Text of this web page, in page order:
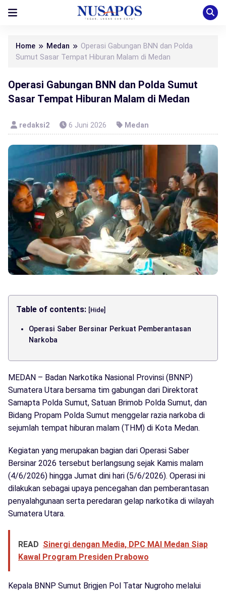
Home Medan
Operasi Gabungan BNN dan Polda
Sumut Sasar Tempat Hiburan Malam di Medan
Operasi Gabungan BNN dan Polda Sumut
Sasar Tempat Hiburan Malam di Medan
redaksi2 6 Juni 2026 Medan
Table of contents: [Hide]
Operasi Saber Bersinar Perkuat Pemberantasan
Narkoba
MEDAN – Badan Narkotika Nasional Provinsi (BNNP)
Sumatera Utara bersama tim gabungan dari Direktorat
Samapta Polda Sumut, Satuan Brimob Polda Sumut, dan
Bidang Propam Polda Sumut menggelar razia narkoba di
sejumlah tempat hiburan malam (THM) di Kota Medan.
Kegiatan yang merupakan bagian dari Operasi Saber
Bersinar 2026 tersebut berlangsung sejak Kamis malam
(4/6/2026) hingga Jumat dini hari (5/6/2026). Operasi ini
dilakukan sebagai upaya pencegahan dan pemberantasan
penyalahgunaan serta peredaran gelap narkotika di wilayah
Sumatera Utara.
READ Sinergi dengan Media, DPC MAI Medan Siap
Kawal Program Presiden Prabowo
Kepala BNNP Sumut Brigjen Pol Tatar Nugroho melalui